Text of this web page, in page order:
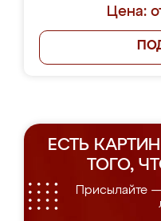
Цена:
ЕСТЬ
ТОГО,
Присылайте